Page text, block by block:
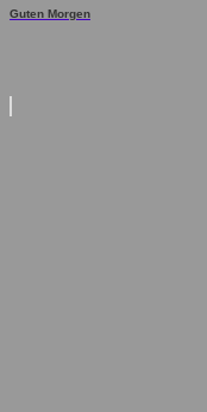
Guten Morgen